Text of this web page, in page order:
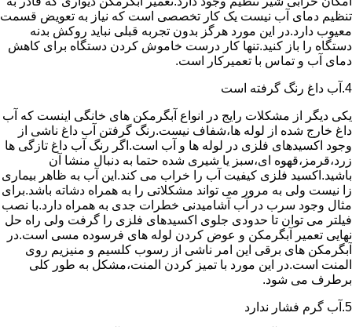
تنظیم دمای آب نیست یک کار تخصصی است که نیاز به تعویض قسمت
معیوب دارد.در این مورد هرگز بدون تجربه قبلی نباید روکش بدنه
دستگاه را باز کنید.تنها کار درست خاموش کردن دستگاه برای کاهش
دمای آب و تماس با تعمیرکار است.
4.آب داغ رنگ گرفته است
یکی دیگر از مشکلات رایج در انواع آبگرمکن های خانگی اینست که آب
داغ خارج شده از لوله ها،شفاف نیست.رنگ گرفتن آب داغ ناشی از
وجود اکسیدهای فلزی در لوله ها و آب است.اگر رنگ آب داغ تازگی ها
زرد،قرمز،قهوه ای،سبز یا شیری شده حتما به دنبال منشا آن
باشید.اکسید فلزی کیفیت آب را خراب می کند.این آب به ظاهر بیماری
زا نیست ولی به مرور می تواند مشکلاتی را به همراه دشاته باشد.برای
مثال وجود سرب در آب آشامیدنی خطرات جدی به همراه دارد.با نصب
فیلتر می توان تا حدودی جلوی اکسیدهای فلزی را گرفت ولی راه حل
نهایی تعمیر آبگرمکن و عوض کردن لوله های فرسوده مسی است.در
آبگرمکن های برقی این امر ناشی از رسوب کلسیم و منیزیم روی
المنت است.در این مورد با تمیز کردن المنت،مشکل به طور کلی
برطرف می شود.
5.آب گرم فشار ندارد